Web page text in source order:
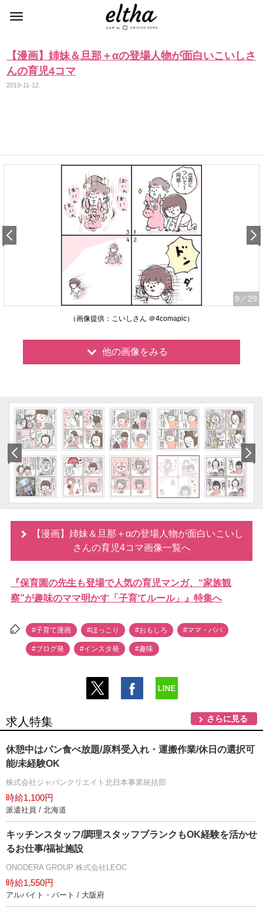
【漫画】姉妹＆旦那＋αの登場人物が面白いこいしさ
んの育児4コマ
2019-11-12
9 ／29
（画像提供：こいしさん ＠4comapic）
他の画像をみる
【漫画】姉妹＆旦那＋αの登場人物が面白いこいし
さんの育児4コマ画像一覧へ
『保育園の先生も登場で人気の育児マンガ、“家族観
察”が趣味のママ明かす「子育てルール」』特集へ
#子育て漫画 #ほっこり #おもしろ #ママ・パパ
#ブログ発 #インスタ発 #趣味
求人特集 さらに見る
休憩中はパン食べ放題/原料受入れ・運搬作業/休日の選択可
能/未経験OK
株式会社ジャパンクリエイト北日本事業統括部
時給1,100円
派遣社員 / 北海道
キッチンスタッフ/調理スタッフブランクもOK経験を活かせ
るお仕事/福祉施設
ONODERA GROUP 株式会社LEOC
時給1,550円
アルバイト・パート / 大阪府